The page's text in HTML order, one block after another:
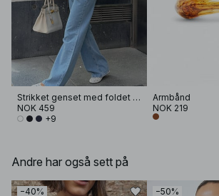
Strikket genset med foldet erme
NOK 459
+9
Armbånd
NOK 219
Andre har også sett på
−40% −50%